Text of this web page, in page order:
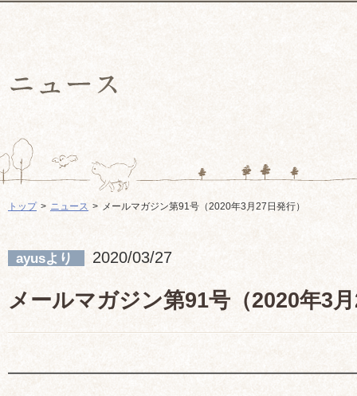
トップ ニュース メールマガジン第91号（2020年3月27日発行）
ayusより 2020/03/27
メールマガジン第91号（2020年3